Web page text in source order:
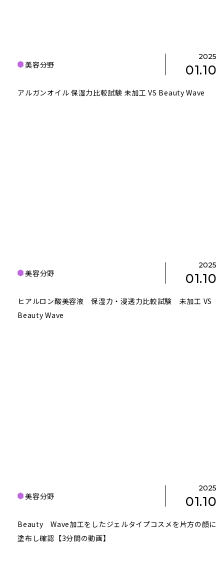
美容分野
2025
01.10
アルガンオイル 保湿力比較試験 未加工 VS Beauty Wave
美容分野
2025
01.10
ヒアルロン酸美容液 保湿力・浸透力比較試験 未加工 VS
Beauty Wave
美容分野
2025
01.10
Beauty Wave加工をしたジェルタイプコスメを片方の顔に
塗布し確認【3分間の動画】